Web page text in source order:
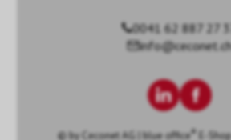
0041 62 887 27
© by Ceconet AG blue office ® E-